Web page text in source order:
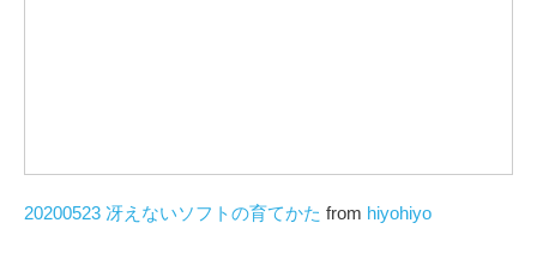
20200523 冴えないソフトの育てかた from hiyohiyo